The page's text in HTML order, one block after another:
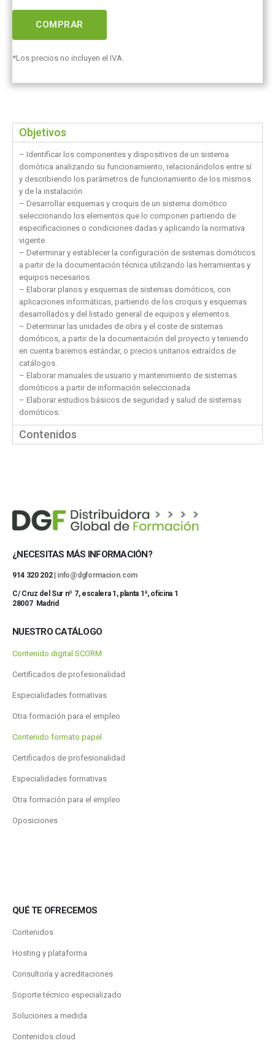
COMPRAR
*Los precios no incluyen el IVA.
Objetivos
– Identificar los componentes y dispositivos de un sistema
domótica analizando su funcionamiento, relacionándolos entre sí
y describiendo los parámetros de funcionamiento de los mismos
y de la instalación.
– Desarrollar esquemas y croquis de un sistema domótico
seleccionando los elementos que lo componen partiendo de
especificaciones o condiciones dadas y aplicando la normativa
vigente.
– Determinar y establecer la configuración de sistemas domóticos
a partir de la documentación técnica utilizando las herramientas y
equipos necesarios.
– Elaborar planos y esquemas de sistemas domóticos, con
aplicaciones informáticas, partiendo de los croquis y esquemas
desarrollados y del listado general de equipos y elementos.
– Determinar las unidades de obra y el coste de sistemas
domóticos, a partir de la documentación del proyecto y teniendo
en cuenta baremos estándar, o precios unitarios extraídos de
catálogos.
– Elaborar manuales de usuario y mantenimiento de sistemas
domóticos a partir de información seleccionada
– Elaborar estudios básicos de seguridad y salud de sistemas
domóticos.
Contenidos
¿NECESITAS MÁS INFORMACIÓN?
914 320 202 | info@dgformacion.com
C/ Cruz del Sur nº 7, escalera 1, planta 1ª, oficina 1
28007 Madrid
NUESTRO CATÁLOGO
Contenido digital SCORM
Certificados de profesionalidad
Especialidades formativas
Otra formación para el empleo
Contenido formato papel
Certificados de profesionalidad
Especialidades formativas
Otra formación para el empleo
Oposiciones
QUÉ TE OFRECEMOS
Contenidos
Hosting y plataforma
Consultoría y acreditaciones
Soporte técnico especializado
Soluciones a medida
Contenidos.cloud